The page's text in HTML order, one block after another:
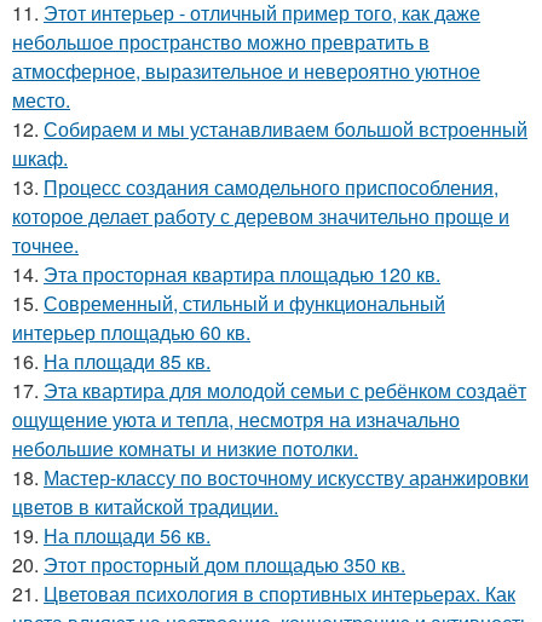
11. Этот интерьер - отличный пример того, как даже
небольшое пространство можно превратить в
атмосферное, выразительное и невероятно уютное
место.
12. Собираем и мы устанавливаем большой встроенный
шкаф.
13. Процесс создания самодельного приспособления,
которое делает работу с деревом значительно проще и
точнее.
14. Эта просторная квартира площадью 120 кв.
15. Современный, стильный и функциональный
интерьер площадью 60 кв.
16. На площади 85 кв.
17. Эта квартира для молодой семьи с ребёнком создаёт
ощущение уюта и тепла, несмотря на изначально
небольшие комнаты и низкие потолки.
18. Мастер-классу по восточному искусству аранжировки
цветов в китайской традиции.
19. На площади 56 кв.
20. Этот просторный дом площадью 350 кв.
21. Цветовая психология в спортивных интерьерах. Как